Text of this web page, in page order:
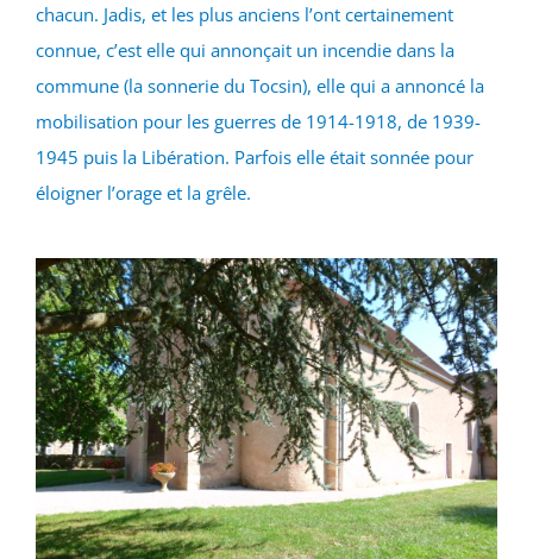
chacun. Jadis, et les plus anciens l’ont certainement
connue, c’est elle qui annonçait un incendie dans la
commune (la sonnerie du Tocsin), elle qui a annoncé la
mobilisation pour les guerres de 1914-1918, de 1939-
1945 puis la Libération. Parfois elle était sonnée pour
éloigner l’orage et la grêle.